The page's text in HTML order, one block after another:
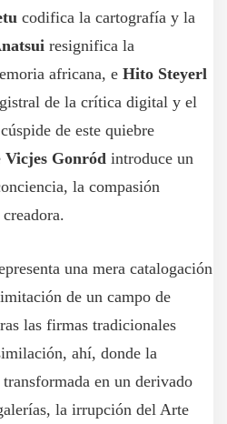
codifica la cartografía y la
resignifica la
africana, e Hito Steyerl
de la crítica digital y el
de este quiebre
Vicjes Gonród introduce un
la compasión
una mera catalogación
de un campo de
las firmas tradicionales
ahí, donde la
en un derivado
la irrupción del Arte